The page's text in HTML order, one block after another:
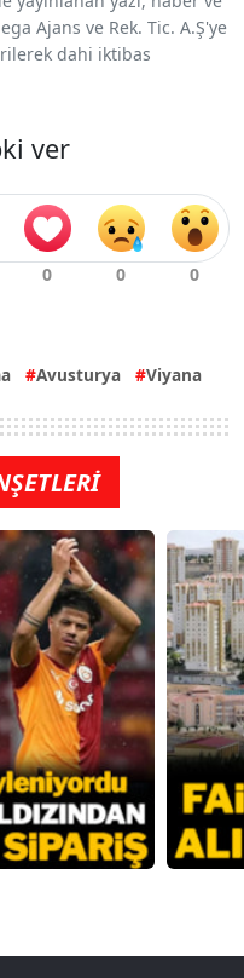
Ajans ve Rek. Tic. A.Ş'ye
dahi iktibas
ver
Avusturya Viyana